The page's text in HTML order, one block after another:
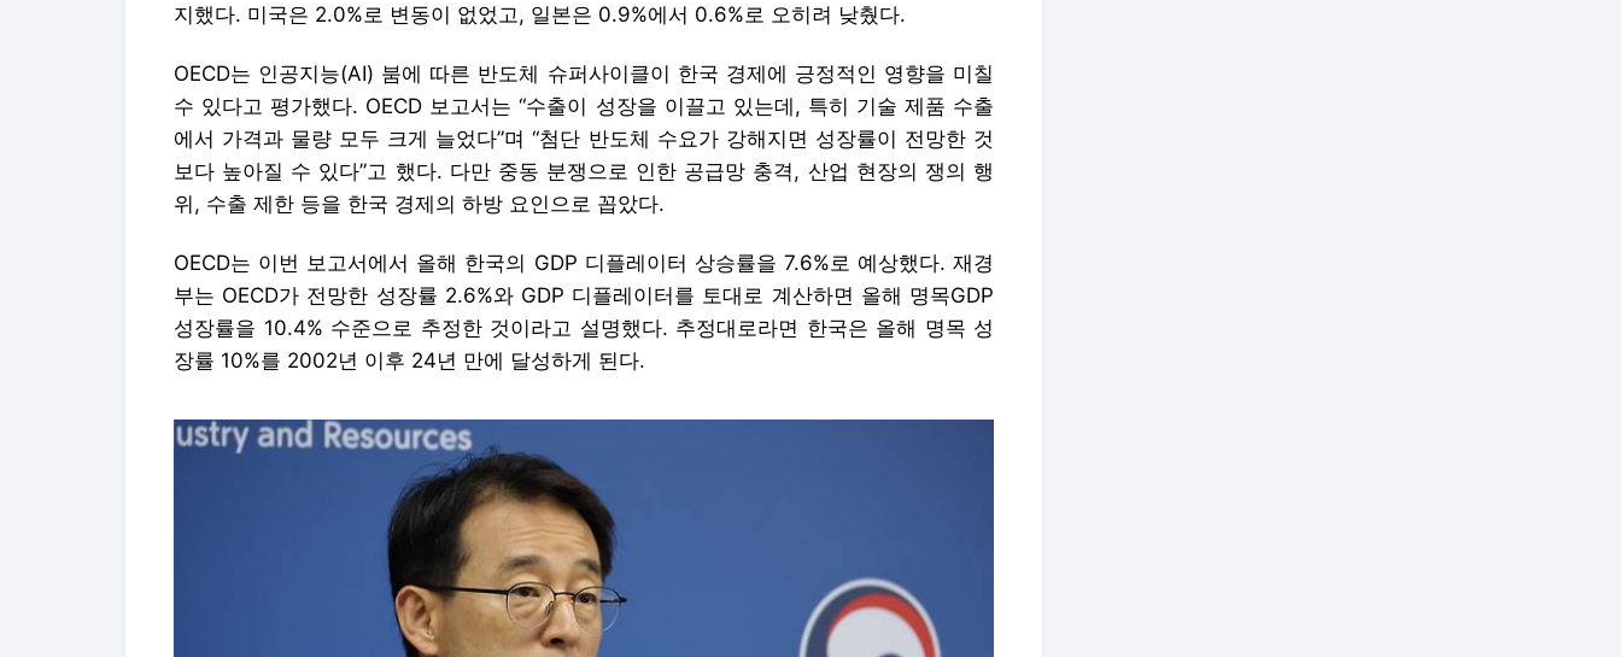
위, 수출 제한 등을 한국 경제의 하방 요인으로 꼽았다.
OECD는 이번 보고서에서 올해 한국의 GDP 디플레이터 상승률을 7.6%로 예상했다. 재경
부는 OECD가 전망한 성장률 2.6%와 GDP 디플레이터를 토대로 계산하면 올해 명목GDP
성장률을 10.4% 수준으로 추정한 것이라고 설명했다. 추정대로라면 한국은 올해 명목 성
장률 10%를 2002년 이후 24년 만에 달성하게 된다.